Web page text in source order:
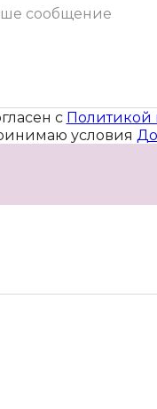
с Политикой
условия